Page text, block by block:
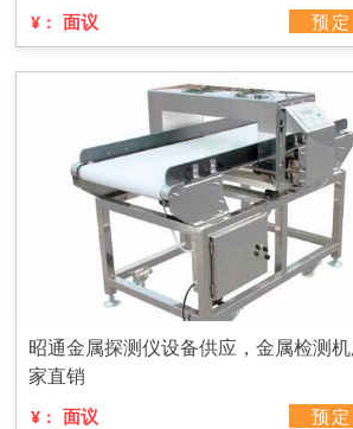
¥： 面议 预定
昭通金属探测仪设备供应，金属检测
家直销
¥： 面议 预定